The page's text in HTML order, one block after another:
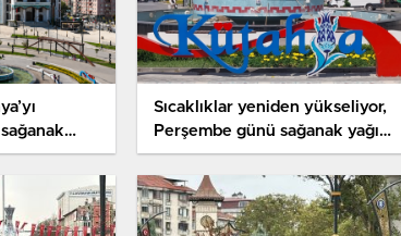
Sıcaklıklar yeniden yükseliyor,
Perşembe günü sağanak yağış
var